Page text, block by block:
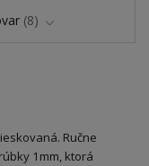
8
Ručne
1mm, ktorá